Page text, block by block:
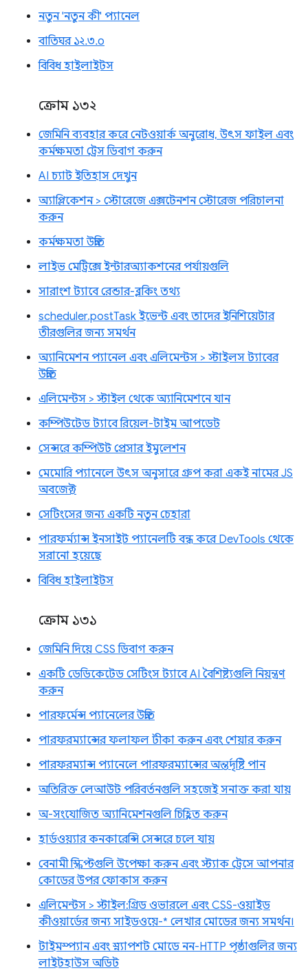
নতুন 'নতুন কী' প্যানেল
বাতিঘর ১২.৩.০
বিবিধ হাইলাইটস
ক্রোম ১৩২
জেমিনি ব্যবহার করে নেটওয়ার্ক অনুরোধ, উৎস ফাইল এবং
কর্মক্ষমতা ট্রেস ডিবাগ করুন
AI চ্যাট ইতিহাস দেখুন
অ্যাপ্লিকেশন > স্টোরেজে এক্সটেনশন স্টোরেজ পরিচালনা
করুন
কর্মক্ষমতা উন্নতি
লাইভ মেট্রিক্সে ইন্টারঅ্যাকশনের পর্যায়গুলি
সারাংশ ট্যাবে রেন্ডার-ব্লকিং তথ্য
scheduler.postTask ইভেন্ট এবং তাদের ইনিশিয়েটার
তীরগুলির জন্য সমর্থন
অ্যানিমেশন প্যানেল এবং এলিমেন্টস > স্টাইলস ট্যাবের
উন্নতি
এলিমেন্টস > স্টাইল থেকে অ্যানিমেশনে যান
কম্পিউটেড ট্যাবে রিয়েল-টাইম আপডেট
সেন্সরে কম্পিউট প্রেসার ইমুলেশন
মেমোরি প্যানেলে উৎস অনুসারে গ্রুপ করা একই নামের JS
অবজেক্ট
সেটিংসের জন্য একটি নতুন চেহারা
পারফর্ম্যান্স ইনসাইট প্যানেলটি বন্ধ করে DevTools থেকে
সরানো হয়েছে
বিবিধ হাইলাইটস
ক্রোম ১৩১
জেমিনি দিয়ে CSS ডিবাগ করুন
একটি ডেডিকেটেড সেটিংস ট্যাবে AI বৈশিষ্ট্যগুলি নিয়ন্ত্রণ
করুন
পারফর্মেন্স প্যানেলের উন্নতি
পারফরম্যান্সের ফলাফল টীকা করুন এবং শেয়ার করুন
পারফরম্যান্স প্যানেলে পারফরম্যান্সের অন্তর্দৃষ্টি পান
অতিরিক্ত লেআউট পরিবর্তনগুলি সহজেই সনাক্ত করা যায়
অ-সংযোজিত অ্যানিমেশনগুলি চিহ্নিত করুন
হার্ডওয়্যার কনকারেন্সি সেন্সরে চলে যায়
বেনামী স্ক্রিপ্টগুলি উপেক্ষা করুন এবং স্ট্যাক ট্রেসে আপনার
কোডের উপর ফোকাস করুন
এলিমেন্টস > স্টাইল: গ্রিড ওভারলে এবং CSS-ওয়াইড
কীওয়ার্ডের জন্য সাইডওয়ে-* লেখার মোডের জন্য সমর্থন।
টাইমস্প্যান এবং স্ন্যাপশট মোডে নন-HTTP পৃষ্ঠাগুলির জন্য
লাইটহাউস অডিট